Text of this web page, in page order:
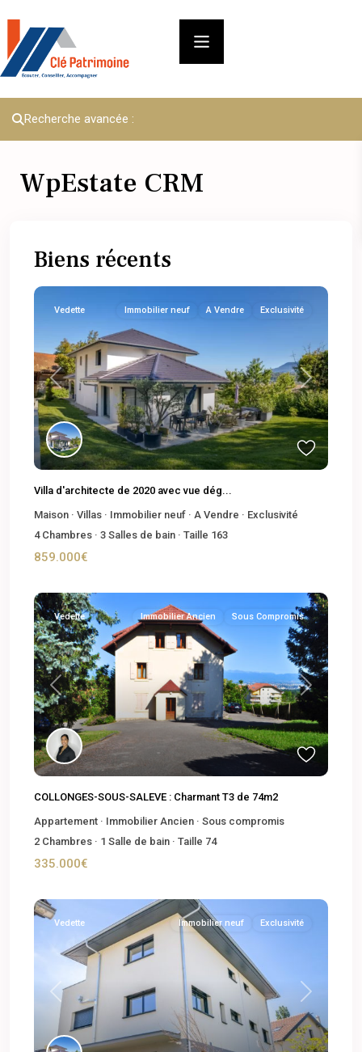
Recherche avancée :
WpEstate CRM
Biens récents
Previous Next
Vedette Immobilier neuf A Vendre Exclusivité
Villa d'architecte de 2020 avec vue dég...
Maison · Villas · Immobilier neuf · A Vendre · Exclusivité
4Chambres · 3 Salles de bain · Taille 163
859.000€
Previous Next
Vedette Immobilier Ancien Sous Compromis
COLLONGES-SOUS-SALEVE : Charmant T3 de 74m2
Appartement · Immobilier Ancien · Sous compromis
2 Chambres · 1 Salle de bain · Taille 74
335.000€
Previous Next
Vedette Immobilier neuf Exclusivité